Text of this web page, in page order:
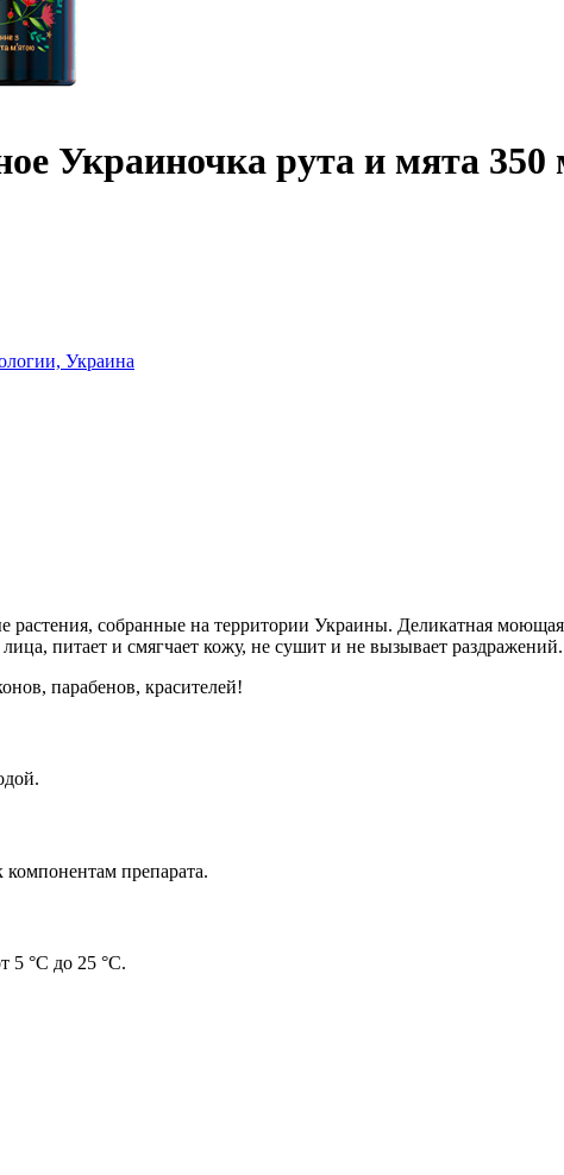
Украиночка рута и мята 350
Украина
растения, собранные на территории Украины. Деликатная
питает и смягчает кожу, не сушит и не вызывает раздражений.
парабенов, красителей!
компонентам препарата.
5 °С до 25 °С.